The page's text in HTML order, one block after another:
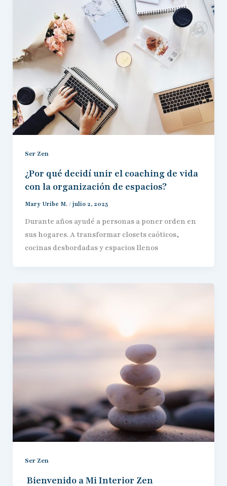
Ser Zen
¿Por qué decidí unir el coaching de vida
con la organización de espacios?
Mary Uribe M./julio 2, 2025
Durante años ayudé a personas a poner orden en
sus hogares. A transformar closets caóticos,
cocinas desbordadas y espacios llenos
Ser Zen
Bienvenido a Mi Interior Zen